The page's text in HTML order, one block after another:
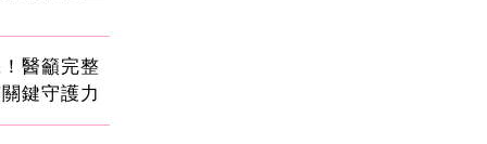
醫籲完整
鍵守護力